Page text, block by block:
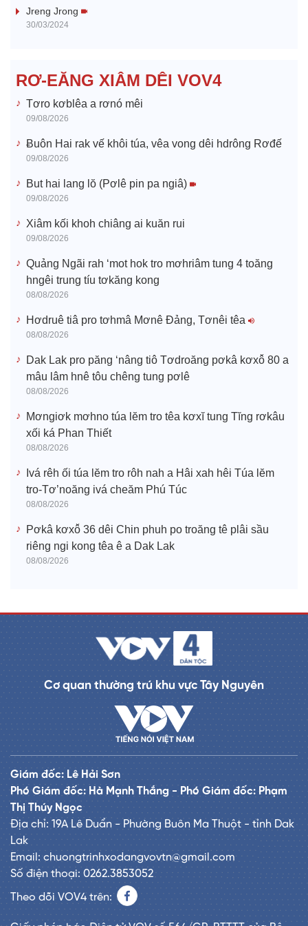
e
Jreng Jrong
30/03/2024
RƠ-EĂNG XIÂM DÊI VOV4
Tơro kơblêa a rơnó mêi
09/08/2026
Ƀuôn Hai rak vế khôi túa, vêa vong dêi hdrông Rơđế
09/08/2026
But hai lang lŏ (Pơlê pin pa ngiâ)
09/08/2026
Xiâm kối khoh chiâng ai kuăn rui
09/08/2026
Quảng Ngãi rah ‘mot hok tro mơhriâm tung 4 toăng
hngêi trung tíu tơkăng kong
08/08/2026
Hơdruê tiâ pro tơhmâ Mơnê Đảng, Tơnêi têa
08/08/2026
Dak Lak pro păng ‘nâng tiô Tơdroăng pơkâ kơxô̆ 80 a
mâu lâm hnê tôu chêng tung pơlê
08/08/2026
Mơngiơk mơhno túa lĕm tro têa kơxĭ tung Tĭng rơkâu
xối ká Phan Thiết
08/08/2026
Ivá rêh ối túa lĕm tro rôh nah a Hâi xah hêi Túa lĕm
tro-Tơ’noăng ivá cheăm Phú Túc
08/08/2026
Pơkâ kơxô̆ 36 dêi Chin phuh po troăng tê plâi sầu
riêng ngi kong têa ê a Dak Lak
08/08/2026
Cơ quan thường trú khu vực Tây Nguyên
Giám đốc: Lê Hải Sơn
Phó Giám đốc: Hà Mạnh Thắng - Phó Giám đốc: Phạm
Thị Thúy Ngọc
Địa chỉ: 19A Lê Duẩn - Phường Buôn Ma Thuột - tỉnh Dak
Lak
Email: chuongtrinhxodangvovtn@gmail.com
Số điện thoại: 0262.3853052
Theo dõi VOV4 trên: